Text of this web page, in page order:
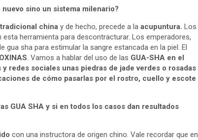
sino un sistema milenario?
china y de hecho, precede a la acupuntura. Los
esta herramienta para descontracturar. Los emperadores,
sha para estimular la sangre estancada en la piel. El
. Vamos a hablar del uso de las GUA-SHA en el
y redes sociales unas piedras de jade verdes o rosadas
de cómo pasarlas por el rostro, cuello y escote
GUA SHA y si en todos los casos dan resultados
con una instructora de origen chino. Vale recordar que en